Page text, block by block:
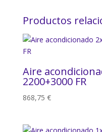
Productos
Aire
2200+3000 FR
868,75 €